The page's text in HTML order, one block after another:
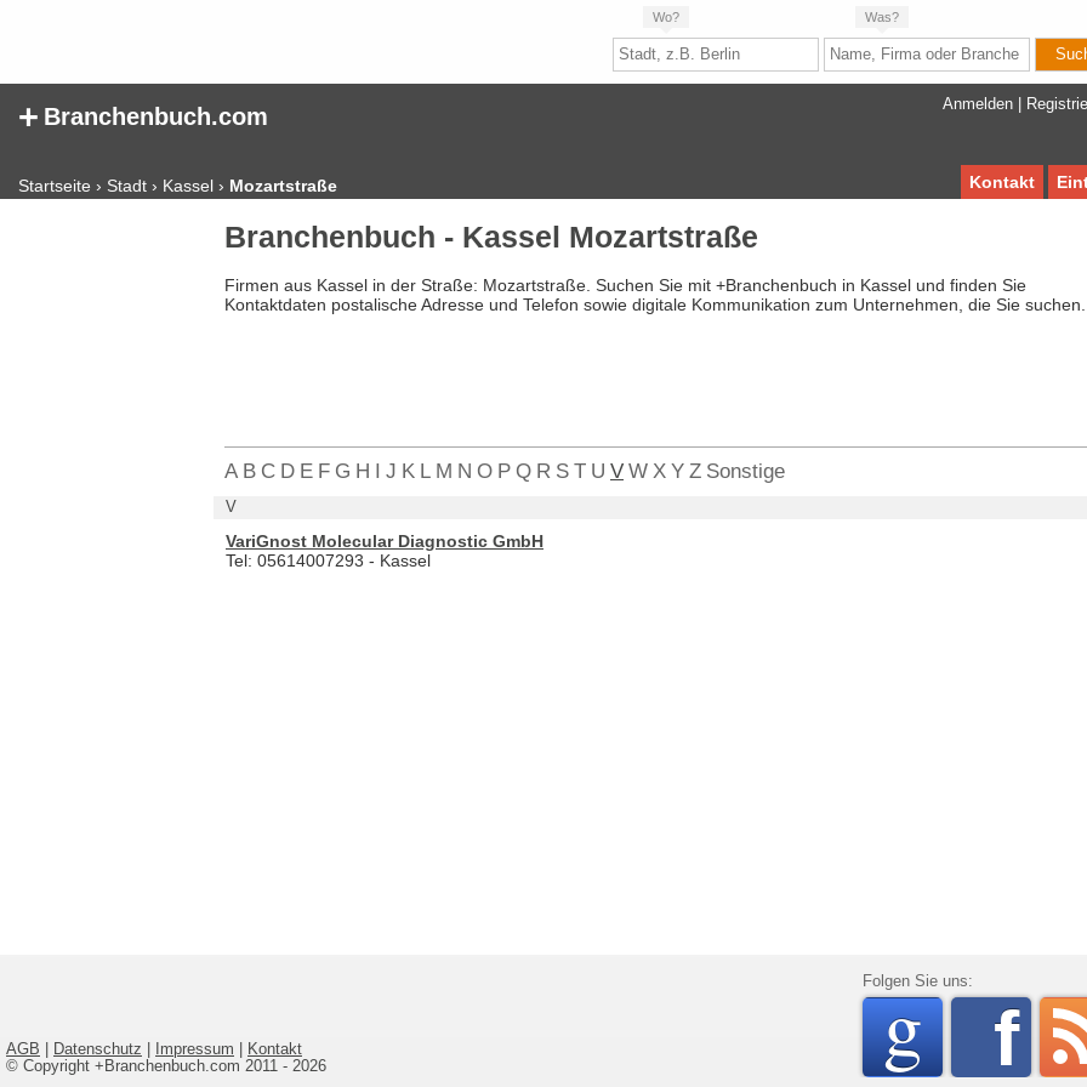
Wo? Was?
Anmelden
+ Branchenbuch.com
Startseite › Stadt › Kassel › Mozartstraße Kontakt
Branchenbuch - Kassel Mozartstraße
Firmen aus Kassel in der Straße: Mozartstraße. Suchen Sie mit +Branchenbuch in Kassel und finden Sie
Kontaktdaten postalische Adresse und Telefon sowie digitale Kommunikation zum Unternehmen, die Sie suchen.
A B C D E F G H I J K L M N O P Q R S T U V W X Y Z Sonstige
V
VariGnost Molecular Diagnostic GmbH
Tel: 05614007293 - Kassel
AGB Datenschutz Impressum
Kontakt
© Copyright +Branchenbuch.com 2011 - 2026
Folgen Sie uns:
rss